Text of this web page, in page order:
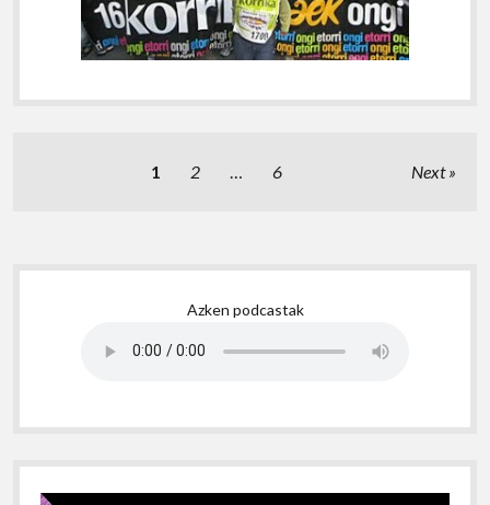
1 2 … 6 Next
Sidebar
Azken podcastak